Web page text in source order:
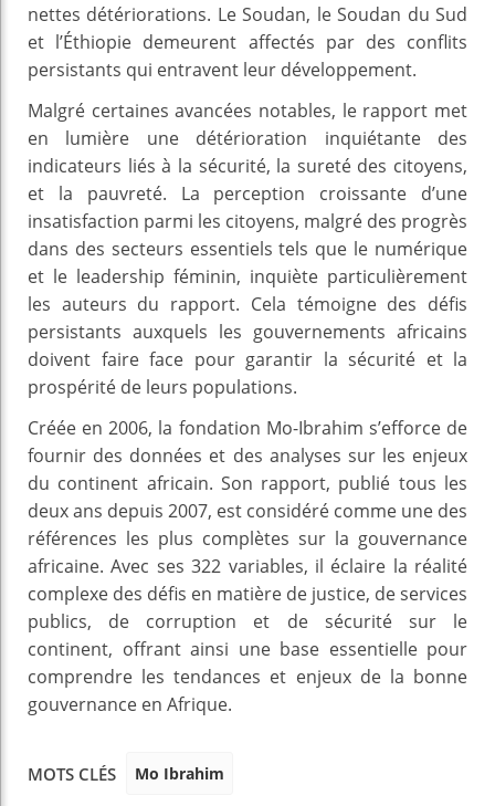
nettes détériorations. Le Soudan, le Soudan du Sud
et l’Éthiopie demeurent affectés par des conflits
persistants qui entravent leur développement.
Malgré certaines avancées notables, le rapport met
en lumière une détérioration inquiétante des
indicateurs liés à la sécurité, la sureté des citoyens,
et la pauvreté. La perception croissante d’une
insatisfaction parmi les citoyens, malgré des progrès
dans des secteurs essentiels tels que le numérique
et le leadership féminin, inquiète particulièrement
les auteurs du rapport. Cela témoigne des défis
persistants auxquels les gouvernements africains
doivent faire face pour garantir la sécurité et la
prospérité de leurs populations.
Créée en 2006, la fondation Mo-Ibrahim s’efforce de
fournir des données et des analyses sur les enjeux
du continent africain. Son rapport, publié tous les
deux ans depuis 2007, est considéré comme une des
références les plus complètes sur la gouvernance
africaine. Avec ses 322 variables, il éclaire la réalité
complexe des défis en matière de justice, de services
publics, de corruption et de sécurité sur le
continent, offrant ainsi une base essentielle pour
comprendre les tendances et enjeux de la bonne
gouvernance en Afrique.
MOTS CLÉS Mo Ibrahim